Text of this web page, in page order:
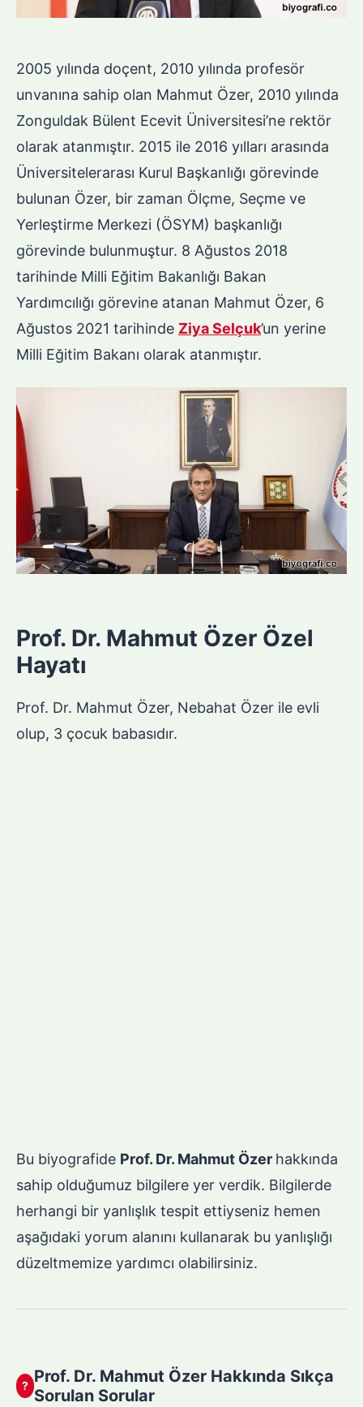
2005 yılında doçent, 2010 yılında profesör
unvanına sahip olan Mahmut Özer, 2010 yılında
Zonguldak Bülent Ecevit Üniversitesi’ne rektör
olarak atanmıştır. 2015 ile 2016 yılları arasında
Üniversitelerarası Kurul Başkanlığı görevinde
bulunan Özer, bir zaman Ölçme, Seçme ve
Yerleştirme Merkezi (ÖSYM) başkanlığı
görevinde bulunmuştur. 8 Ağustos 2018
tarihinde Milli Eğitim Bakanlığı Bakan
Yardımcılığı görevine atanan Mahmut Özer, 6
Ağustos 2021 tarihinde Ziya Selçuk’un yerine
Milli Eğitim Bakanı olarak atanmıştır.
Prof. Dr. Mahmut Özer Özel
Hayatı
Prof. Dr. Mahmut Özer, Nebahat Özer ile evli
olup, 3 çocuk babasıdır.
Bu biyografide Prof. Dr. Mahmut Özer hakkında
sahip olduğumuz bilgilere yer verdik. Bilgilerde
herhangi bir yanlışlık tespit ettiyseniz hemen
aşağıdaki yorum alanını kullanarak bu yanlışlığı
düzeltmemize yardımcı olabilirsiniz.
? Prof. Dr. Mahmut Özer Hakkında Sıkça
Sorulan Sorular